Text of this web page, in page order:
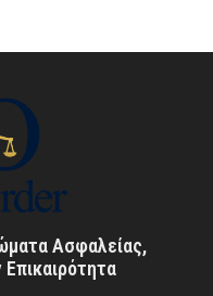
Ασφαλείας,
Επικαιρότητα